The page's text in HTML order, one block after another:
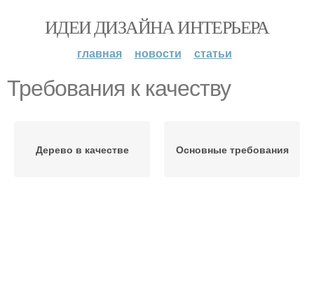
ИДЕИ ДИЗАЙНА ИНТЕРЬЕРА
главная новости статьи
Требования к качеству
Дерево в качестве Основные требования